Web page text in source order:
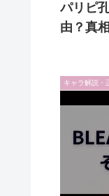
パリピ
由？真
キャラ解説・